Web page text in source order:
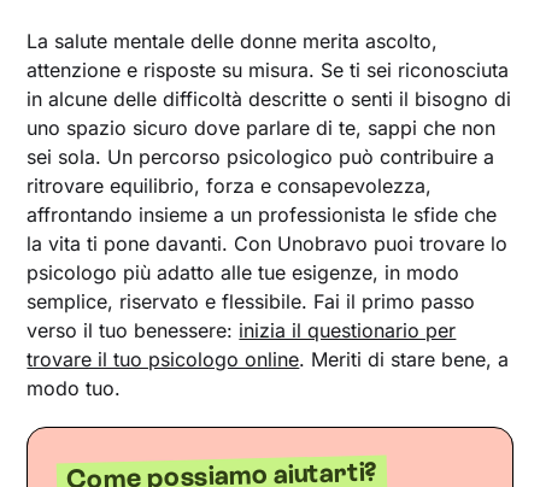
La salute mentale delle donne merita ascolto,
attenzione e risposte su misura. Se ti sei riconosciuta
in alcune delle difficoltà descritte o senti il bisogno di
uno spazio sicuro dove parlare di te, sappi che non
sei sola. Un percorso psicologico può contribuire a
ritrovare equilibrio, forza e consapevolezza,
affrontando insieme a un professionista le sfide che
la vita ti pone davanti. Con Unobravo puoi trovare lo
psicologo più adatto alle tue esigenze, in modo
semplice, riservato e flessibile. Fai il primo passo
verso il tuo benessere: inizia il questionario per
trovare il tuo psicologo online. Meriti di stare bene, a
modo tuo.
Come possiamo aiutarti?